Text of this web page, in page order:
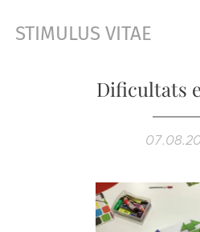
STIMULUS VITAE
Dificultats